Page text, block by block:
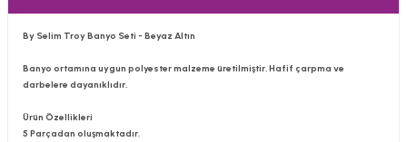
By Selim Troy Banyo Seti - Beyaz Altın
Banyo ortamına uygun polyester malzeme üretilmiştir. Hafif çarpma ve
darbelere dayanıklıdır.
Ürün Özellikleri
5 Parçadan oluşmaktadır.